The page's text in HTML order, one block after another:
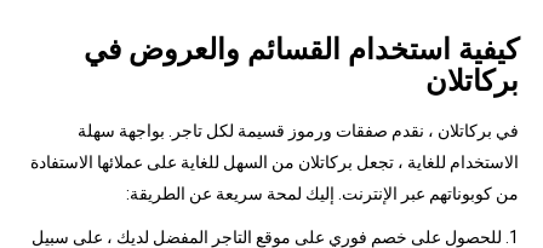
كيفية استخدام القسائم والعروض في
بركاتلان
في بركاتلان ، نقدم صفقات ورموز قسيمة لكل تاجر. بواجهة سهلة
الاستخدام للغاية ، تجعل بركاتلان من السهل للغاية على عملائها الاستفادة
من كوبوناتهم عبر الإنترنت. إليك لمحة سريعة عن الطريقة:
1. للحصول على خصم فوري على موقع التاجر المفضل لديك ، على سبيل